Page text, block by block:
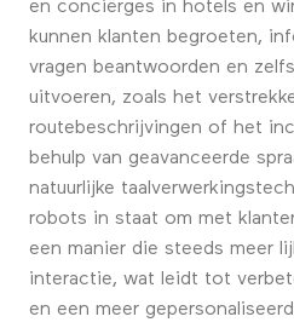
en conciërges in hotels en
kunnen klanten begroeten,
vragen beantwoorden en
uitvoeren, zoals het
routebeschrijvingen of het
behulp van geavanceerde
natuurlijke
robots in staat om met
een manier die steeds meer
interactie, wat leidt tot
en een meer